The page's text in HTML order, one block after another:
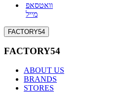
וואטסאפ
מייל
FACTORY54
FACTORY54
ABOUT US
BRANDS
STORES